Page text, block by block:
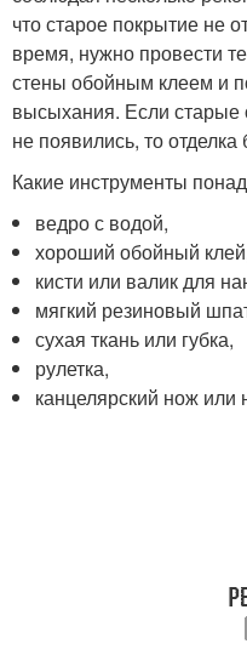
что старое покрытие не
время, нужно провести
стены обойным клеем и
высыхания. Если старые
не появились, то
Какие инструменты
ведро с водой,
хороший обойный
кисти или валик для
мягкий резиновый
сухая ткань или губка,
рулетка,
канцелярский нож